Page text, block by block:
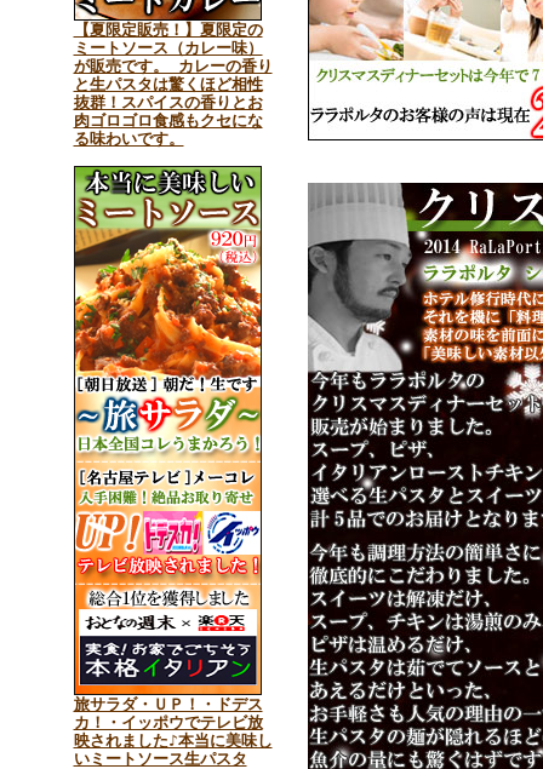
【夏限定販売！】夏限定の
ミートソース（カレー味）
が販売です。 カレーの香り
と生パスタは驚くほど相性
抜群！スパイスの香りとお
肉ゴロゴロ食感もクセにな
る味わいです。
旅サラダ・ＵＰ！・ドデス
カ！・イッポウでテレビ放
映されました♪本当に美味し
いミートソース生パスタ